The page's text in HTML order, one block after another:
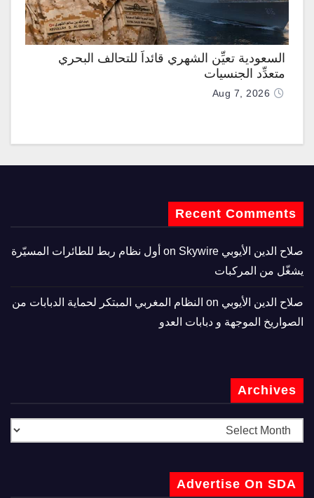
السعودية تعيِّن الشهري قائداً للتحالف البحري
متعدِّد الجنسيات
Aug 7, 2026
Recent Comments
صلاح الدين الأيوبي
Skywire أول نظام ربط للطائرات المسيّرة
يشغّل من المركبات
صلاح الدين الأيوبي
النظام المغربي المبتكر لحماية الدبابات من
الصواريخ الموجهة و دبابات العدو
Archives
Advertise On SDA